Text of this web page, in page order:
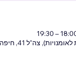
צה"ל 41, חיפה, ישראל